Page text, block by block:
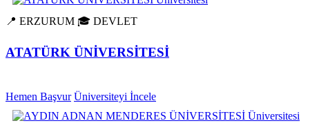
📍 ERZURUM 🎓 DEVLET
ATATÜRK ÜNİVERSİTESİ
Hemen Başvur Üniversiteyi İncele